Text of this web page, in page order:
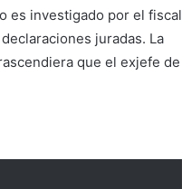
es investigado por el fiscal
juradas. La
que el exjefe de